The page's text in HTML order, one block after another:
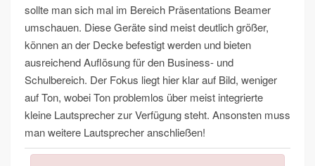
sollte man sich mal im Bereich Präsentations Beamer
umschauen. Diese Geräte sind meist deutlich größer,
können an der Decke befestigt werden und bieten
ausreichend Auflösung für den Business- und
Schulbereich. Der Fokus liegt hier klar auf Bild, weniger
auf Ton, wobei Ton problemlos über meist integrierte
kleine Lautsprecher zur Verfügung steht. Ansonsten muss
man weitere Lautsprecher anschließen!